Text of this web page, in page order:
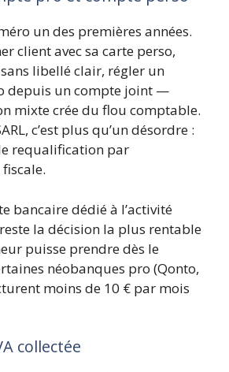
un des premières années.
client avec sa carte perso,
libellé clair, régler un
depuis un compte joint —
mixte crée du flou comptable.
c’est plus qu’un désordre :
requalification par
bancaire dédié à l’activité
la décision la plus rentable
puisse prendre dès le
néobanques pro (Qonto,
moins de 10 € par mois
collectée